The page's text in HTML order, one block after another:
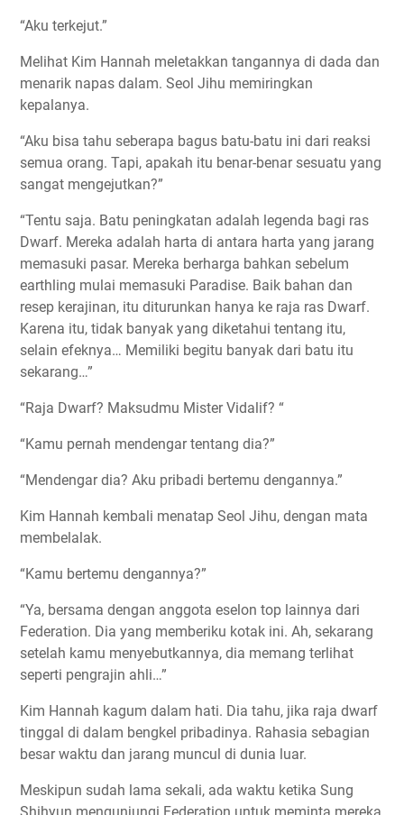
“Aku terkejut.”
Melihat Kim Hannah meletakkan tangannya di dada dan
menarik napas dalam. Seol Jihu memiringkan
kepalanya.
“Aku bisa tahu seberapa bagus batu-batu ini dari reaksi
semua orang. Tapi, apakah itu benar-benar sesuatu yang
sangat mengejutkan?”
“Tentu saja. Batu peningkatan adalah legenda bagi ras
Dwarf. Mereka adalah harta di antara harta yang jarang
memasuki pasar. Mereka berharga bahkan sebelum
earthling mulai memasuki Paradise. Baik bahan dan
resep kerajinan, itu diturunkan hanya ke raja ras Dwarf.
Karena itu, tidak banyak yang diketahui tentang itu,
selain efeknya… Memiliki begitu banyak dari batu itu
sekarang…”
“Raja Dwarf? Maksudmu Mister Vidalif? “
“Kamu pernah mendengar tentang dia?”
“Mendengar dia? Aku pribadi bertemu dengannya.”
Kim Hannah kembali menatap Seol Jihu, dengan mata
membelalak.
“Kamu bertemu dengannya?”
“Ya, bersama dengan anggota eselon top lainnya dari
Federation. Dia yang memberiku kotak ini. Ah, sekarang
setelah kamu menyebutkannya, dia memang terlihat
seperti pengrajin ahli…”
Kim Hannah kagum dalam hati. Dia tahu, jika raja dwarf
tinggal di dalam bengkel pribadinya. Rahasia sebagian
besar waktu dan jarang muncul di dunia luar.
Meskipun sudah lama sekali, ada waktu ketika Sung